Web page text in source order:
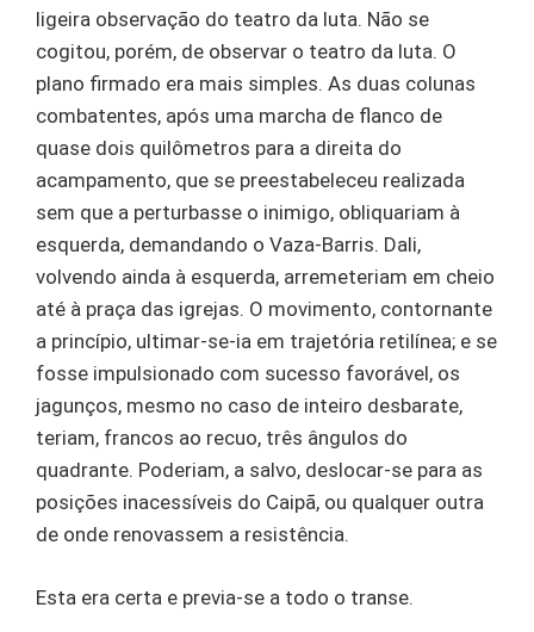
ligeira observação do teatro da luta. Não se
cogitou, porém, de observar o teatro da luta. O
plano firmado era mais simples. As duas colunas
combatentes, após uma marcha de flanco de
quase dois quilômetros para a direita do
acampamento, que se preestabeleceu realizada
sem que a perturbasse o inimigo, obliquariam à
esquerda, demandando o Vaza-Barris. Dali,
volvendo ainda à esquerda, arremeteriam em cheio
até à praça das igrejas. O movimento, contornante
a princípio, ultimar-se-ia em trajetória retilínea; e se
fosse impulsionado com sucesso favorável, os
jagunços, mesmo no caso de inteiro desbarate,
teriam, francos ao recuo, três ângulos do
quadrante. Poderiam, a salvo, deslocar-se para as
posições inacessíveis do Caipã, ou qualquer outra
de onde renovassem a resistência.
Esta era certa e previa-se a todo o transe.